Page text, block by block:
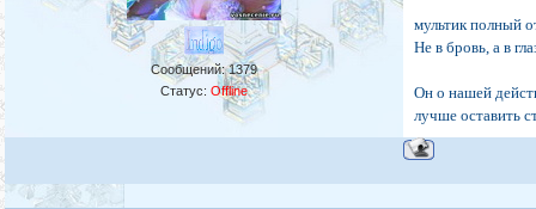
Сообщений:1379
Статус:Offline
мультик полный
Не в бровь, а в
Он о нашей
лучше оставить